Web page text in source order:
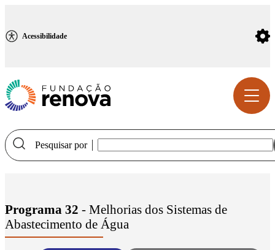
Pesquisar por
Acessibilidade
Programa 32 - Melhorias dos Sistemas de
Abastecimento de Água